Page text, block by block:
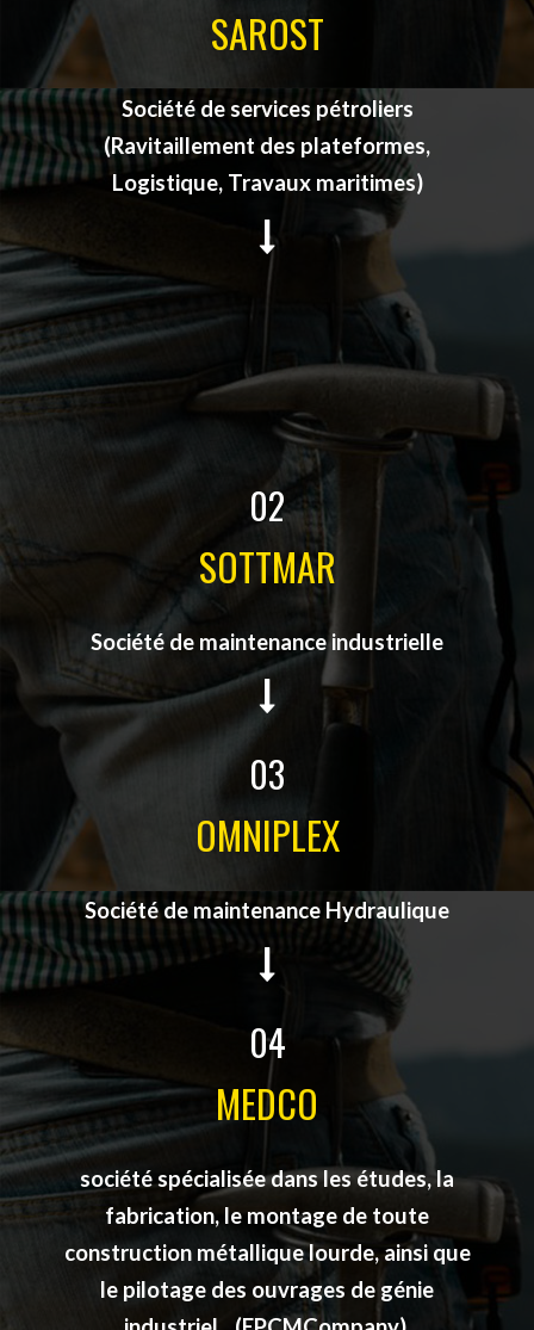
SAROST
Société de services pétroliers
(Ravitaillement des plateformes,
Logistique, Travaux maritimes)
02
SOTTMAR
Société de maintenance industrielle
03
OMNIPLEX
Société de maintenance Hydraulique
04
MEDCO
société spécialisée dans les études, la
fabrication, le montage de toute
construction métallique lourde, ainsi que
le pilotage des ouvrages de génie